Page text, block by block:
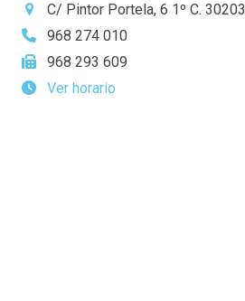
C/ Pintor Portela, 6 1º C. 30203
968 274 010
968 293 609
Ver horario